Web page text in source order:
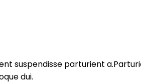
suspendisse parturient
dui.